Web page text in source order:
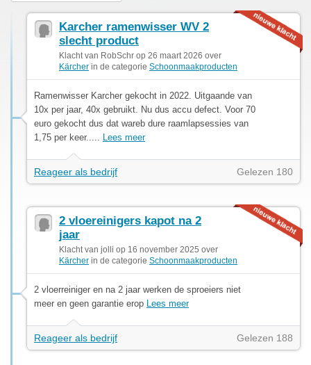
Karcher ramenwisser WV 2
slecht product
Klacht van RobSchr op 26 maart 2026 over
Kärcher in de categorie Schoonmaakproducten
Ramenwisser Karcher gekocht in 2022. Uitgaande van
10x per jaar, 40x gebruikt. Nu dus accu defect. Voor 70
euro gekocht dus dat wareb dure raamlapsessies van
1,75 per keer..... Lees meer
Reageer als bedrijf Gelezen 180
2 vloereinigers kapot na 2
jaar
Klacht van jolli op 16 november 2025 over
Kärcher in de categorie Schoonmaakproducten
2 vloerreiniger en na 2 jaar werken de sproeiers niet
meer en geen garantie erop Lees meer
Reageer als bedrijf Gelezen 188